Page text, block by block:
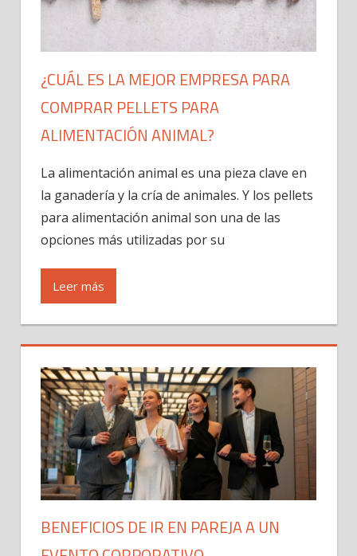
¿CUÁL ES LA MEJOR EMPRESA PARA
COMPRAR PELLETS PARA
ALIMENTACIÓN ANIMAL?
La alimentación animal es una pieza clave en
la ganadería y la cría de animales. Y los pellets
para alimentación animal son una de las
opciones más utilizadas por su
Leer más
BENEFICIOS DE IR EN PAREJA A UN